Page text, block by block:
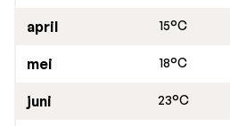
april 15°C
mei 18°C
juni 23°C